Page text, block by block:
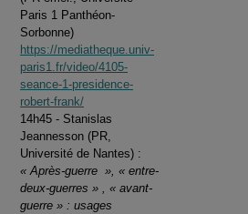
Paris 1 Panthéon-
Sorbonne)
https://mediatheque.univ-
paris1.fr/video/4105-
seance-1-presidence-
robert-frank/
14h45 - Stanislas
Jeannesson (PR,
Université de Nantes) :
« Après-guerre », « entre-
deux-guerres » , « avant-
guerre » : usages